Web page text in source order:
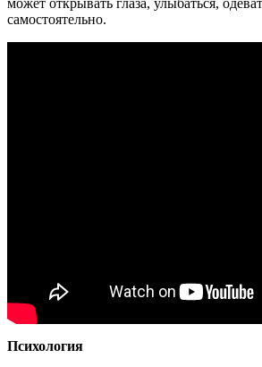
самостоятельно.
Психология